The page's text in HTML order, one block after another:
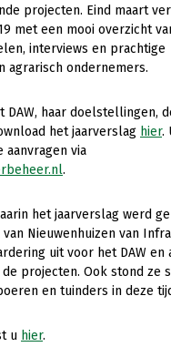
energie
en onderwijs
projecten. Eind maart
met een mooi overzicht
interviews en prachtige
agrarisch ondernemers.
DAW, haar doelstellingen,
het jaarverslag hier.
via
.
het jaarverslag werd
Nieuwenhuizen van
uit voor het DAW
projecten. Ook stond ze
en tuinders in deze
u hier.